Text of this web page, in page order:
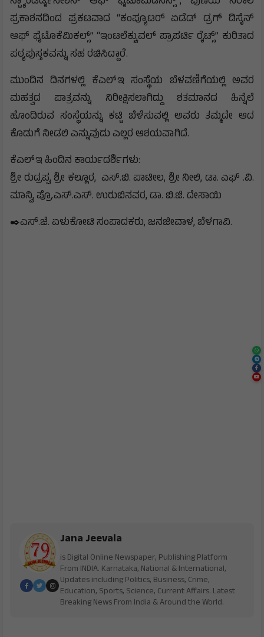
ಪ್ರಕಾಶನದಿಂದ ಪ್ರಕಟವಾದ “ಕಂಪ್ಯೂಟರ್ ಏಡೆಡ್ ಡ್ರಗ್ ಡಿಸೈನ್
ಆಫ್ ಫೈಟೊಕೆಮಿಕಲ್ಸ್’’ “ಇಂಟಲೆಕ್ಚುವಲ್ ಪ್ರಾಪರ್ಟಿ ರೈಟ್ಸ್” ಕುರಿತಾದ
ಪಠ್ಯಪುಸ್ತಕವನ್ನು ಸಹ ರಚಿಸಿದ್ದಾರೆ.
ಮುಂದಿನ ದಿನಗಳಲ್ಲಿ ಕೆಎಲ್ಇ ಸಂಸ್ಥೆಯ ಬೆಳವಣಿಗೆಯಲ್ಲಿ ಅವರ
ಮಹತ್ವದ ಪಾತ್ರವನ್ನು ನಿರೀಕ್ಷಿಸಲಾಗಿದ್ದು ಶತಮಾನದ ಹಿನ್ನೆಲೆ
ಹೊಂದಿರುವ ಸಂಸ್ಥೆಯನ್ನು ಕಟ್ಟಿ ಬೆಳೆಸುವಲ್ಲಿ ಅವರು ತಮ್ಮದೇ ಆದ
ಕೊಡುಗೆ ನೀಡಲಿ ಎನ್ನುವುದು ಎಲ್ಲರ ಆಶಯವಾಗಿದೆ.
ಕೆಎಲ್ಇ ಹಿಂದಿನ ಕಾರ್ಯದರ್ಶಿಗಳು:
ಶ್ರೀ ರುದ್ರಪ್ಪ, ಶ್ರೀ ಕಲ್ಲೂರ, ಎಸ್.ಬಿ. ಪಾಟೀಲ, ಶ್ರೀ ನೀಲಿ, ಡಾ. ಎಫ್ .ವಿ.
ಮಾನ್ವಿ, ಪ್ರೊ.ಎಸ್.ಎಸ್. ಉರುಬಿನವರ, ಡಾ. ಬಿ.ಜಿ. ದೇಸಾಯಿ
✒️ಎಸ್.ಜೆ. ಏಳುಕೋಟಿ ಸಂಪಾದಕರು, ಜನಜೀವಾಳ, ಬೆಳಗಾವಿ.
Jana Jeevala
is Digital Online Newspaper, Publishing Platform
From INDIA. Karnataka, National & International,
Updates including Politics, Business, Crime,
Education, Sports, Science, Current Affairs. Latest
Breaking News From India & Around the World.